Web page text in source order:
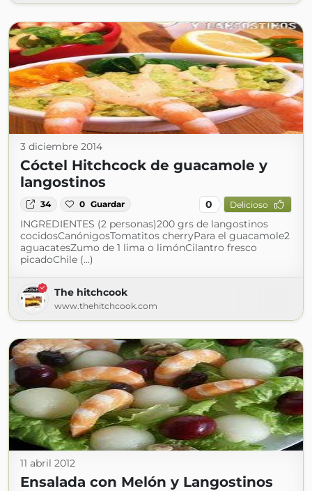
3 diciembre 2014
Cóctel Hitchcock de guacamole y
langostinos
34 0 Guardar 0 Delicioso
INGREDIENTES (2 personas)200 grs de langostinos
cocidosCanónigosTomatitos cherryPara el guacamole2
aguacatesZumo de 1 lima o limónCilantro fresco
picadoChile (...)
The hitchcook
www.thehitchcook.com
11 abril 2012
Ensalada con Melón y Langostinos